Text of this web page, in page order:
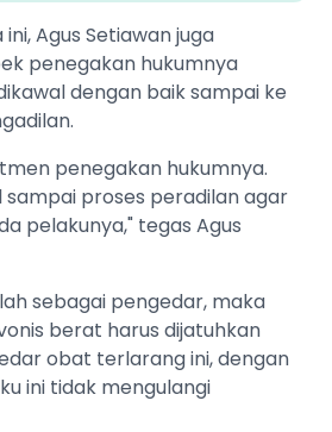
Agus Setiawan juga
penegakan hukumnya
dengan baik sampai ke
penegakan hukumnya.
sampai proses peradilan agar
pelakunya," tegas Agus
sebagai pengedar, maka
berat harus dijatuhkan
obat terlarang ini, dengan
ini tidak mengulangi